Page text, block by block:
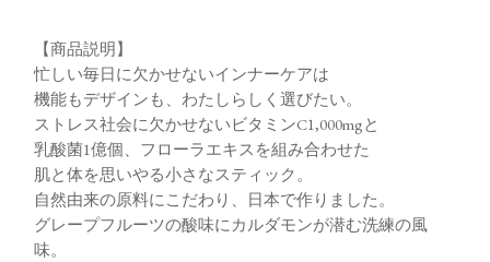
【商品説明】
忙しい毎日に欠かせないインナーケアは
機能もデザインも、わたしらしく選びたい。
ストレス社会に欠かせないビタミンC1,000mgと
乳酸菌1億個、フローラエキスを組み合わせた
肌と体を思いやる小さなスティック。
自然由来の原料にこだわり、日本で作りました。
グレープフルーツの酸味にカルダモンが潜む洗練の風
味。